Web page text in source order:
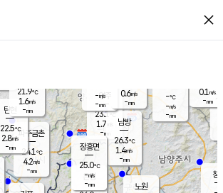
close
양주
23.1℃
1.7
-mm
파주금촌
24.1℃
4.2m/s
-mm
-℃
-m/s
-mm
창
탄현
22.5℃
2.8m/s
-mm
0.1 m/s
-mm
은평
노원
남방
26.3℃
1.4m/s
-mm
장흥면
25.0℃
-m/s
-mm
-m/s
-mm
21.9℃
1.6m/s
-mm
0.6m/s
-mm